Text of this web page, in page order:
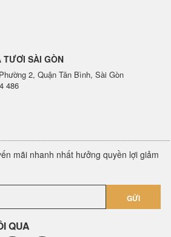
TƯƠI SÀI GÒN
2, Quận Tân Bình, Sài Gòn
486
mãi nhanh nhất hưởng quyền lợi giảm
GỬI
QUA